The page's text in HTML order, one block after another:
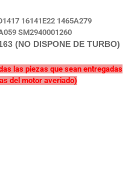
16141E22 1465A279
SM2940001260
(NO DISPONE DE TURBO)
las piezas que sean entregadas
del motor averiado)